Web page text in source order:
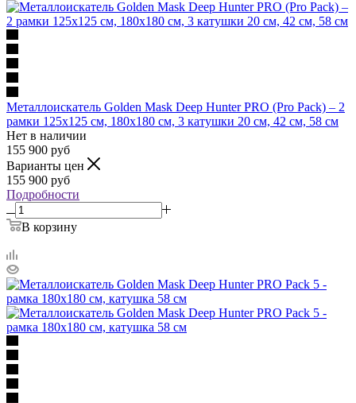
Металлоискатель Golden Mask Deep Hunter PRO (Pro Pack) – 2
рамки 125х125 см, 180х180 см, 3 катушки 20 см, 42 см, 58 см
Нет в наличии
155 900 руб
Варианты цен
155 900 руб
Подробности
В корзину